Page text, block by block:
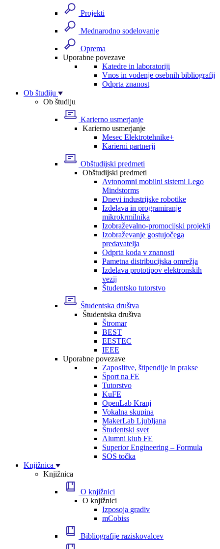
Projekti
Mednarodno sodelovanje
Oprema
Uporabne povezave
Katedre in laboratoriji
Vnos in vodenje osebnih bibliografij
Odprta znanost
Ob študiju
Ob študiju
Karierno usmerjanje
Karierno usmerjanje
Mesec Elektrotehnike+
Karierni partnerji
Obštudijski predmeti
Obštudijski predmeti
Avtonomni mobilni sistemi Lego
Mindstorms
Dnevi industrijske robotike
Izdelava in programiranje
mikrokrmilnika
Izobraževalno-promocijski projekti
Izobraževanje gostujočega
predavatelja
Odprta koda v znanosti
Pametna distribucijska omrežja
Izdelava prototipov elektronskih
vezij
Študentsko tutorstvo
Študentska društva
Študentska društva
Štromar
BEST
EESTEC
IEEE
Uporabne povezave
Zaposlitve, štipendije in prakse
Šport na FE
Tutorstvo
KuFE
OpenLab Kranj
Vokalna skupina
MakerLab Ljubljana
Študentski svet
Alumni klub FE
Superior Engineering – Formula
SOS točka
Knjižnica
Knjižnica
O knjižnici
O knjižnici
Izposoja gradiv
mCobiss
Bibliografije raziskovalcev